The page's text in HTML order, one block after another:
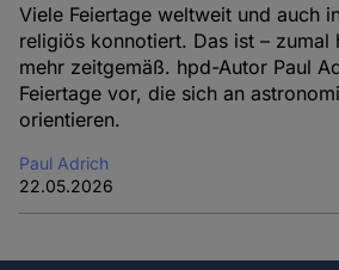
Viele Feiertage weltweit und auch
religiös konnotiert. Das ist – zumal
mehr zeitgemäß. hpd-Autor Paul
Feiertage vor, die sich an
orientieren.
Paul Adrich
22.05.2026